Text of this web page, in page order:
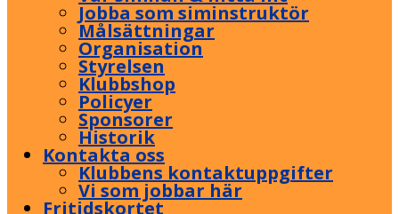
Jobba som siminstruktör
Målsättningar
Organisation
Styrelsen
Klubbshop
Policyer
Sponsorer
Historik
Kontakta oss
Klubbens kontaktuppgifter
Vi som jobbar här
Fritidskortet